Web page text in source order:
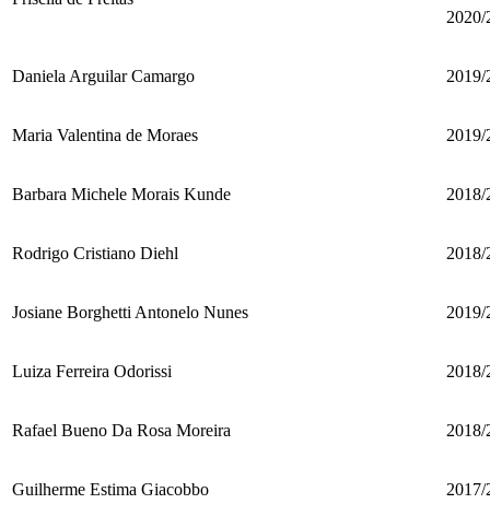
2020/
Daniela Arguilar Camargo 2019/
Maria Valentina de Moraes 2019/
Barbara Michele Morais Kunde 2018/
Rodrigo Cristiano Diehl 2018/
Josiane Borghetti Antonelo Nunes 2019/
Luiza Ferreira Odorissi 2018/
Rafael Bueno Da Rosa Moreira 2018/
Guilherme Estima Giacobbo 2017/